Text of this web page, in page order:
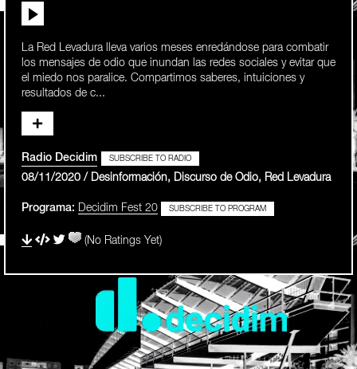
La Red Levadura lleva varios meses enredándose para combatir
los mensajes de odio que inundan las redes sociales y evitar que
el miedo nos paralice. Compartimos saberes, intuiciones y
resultados de c...
Radio Decidim SUBSCRIBE TO RADIO
08/11/2020 / Desinformación, Discurso de Odio, Red Levadura
Programa: Decidim Fest 20 SUBSCRIBE TO PROGRAM
(No Ratings Yet)